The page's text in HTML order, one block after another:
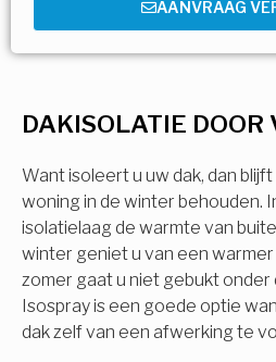
DAKISOLATIE DOOR
Want isoleert u uw dak, dan
woning in de winter behouden.
isolatielaag de warmte van
winter geniet u van een
zomer gaat u niet gebukt onder
Isospray is een goede optie
dak zelf van een afwerking te
AANVRAAG